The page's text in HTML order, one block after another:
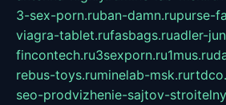
3-sex-porn.ruban-damn.rupurse-
viagra-tablet.rufasbags.ruadler-
fincontech.ru3sexporn.ru1mus.ru
rebus-toys.ruminelab-msk.ru
seo-prodvizhenie-sajtov-